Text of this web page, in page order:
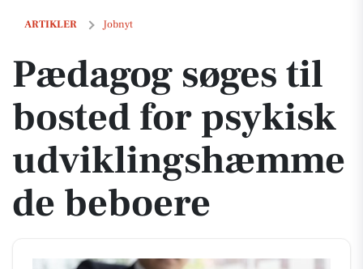
ARTIKLER Jobnyt
Pædagog søges til bosted for psykisk udviklingshæmmede beboere
Pædagog søges til
bosted for psykisk
udviklingshæmme
de beboere